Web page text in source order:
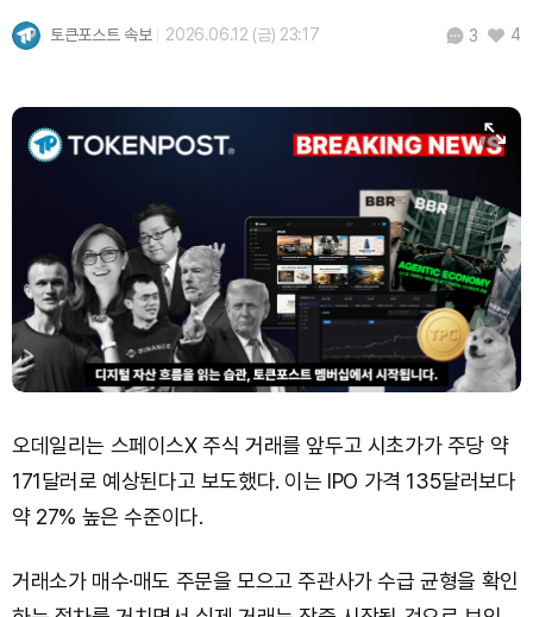
토큰포스트 속보 2026.06.12 (금) 23:17 3 4
오데일리는 스페이스X 주식 거래를 앞두고 시초가가 주당 약
171달러로 예상된다고 보도했다. 이는 IPO 가격 135달러보다
약 27% 높은 수준이다.
거래소가 매수·매도 주문을 모으고 주관사가 수급 균형을 확인